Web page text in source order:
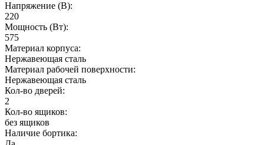
Напряжение (В):
220
Мощность (Вт):
575
Материал корпуса:
Нержавеющая сталь
Материал рабочей поверхности:
Нержавеющая сталь
Кол-во дверей:
2
Кол-во ящиков:
без ящиков
Наличие бортика: